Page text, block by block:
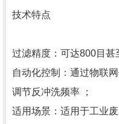
技术特点
过滤精度‌：可达800目甚
自动化控制‌：通过物联
调节反冲洗频率 ‌；
适用场景‌：适用于工业